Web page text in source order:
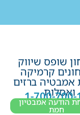
שופס שיווק
קרמיקה
אמבטיה ברזים
ואסלות
1-700-700-
הודעה אמבטיון
חמת